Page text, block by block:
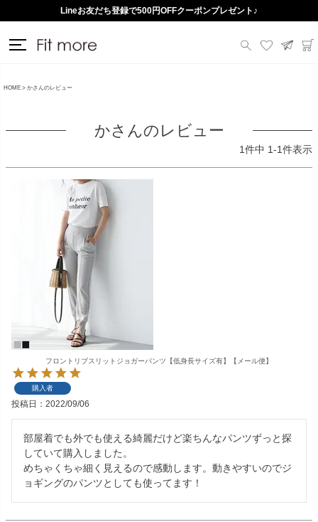
Lineお友だち登録で500円OFFクーポンプレゼント♪
HOME かさんのレビュー
かさんのレビュー
1件中 1-1件表示
フロントリブスリットジョガーパンツ【低身長サイズ有】【メール便】
購入者
投稿日 2022/09/06
部屋着でも外でも使える綺麗だけど楽ちんなパンツずっと探
していて購入しました。
めちゃくちゃ細く見えるので感動します。動きやすいのでジ
ョギングのパンツとしても使ってます！